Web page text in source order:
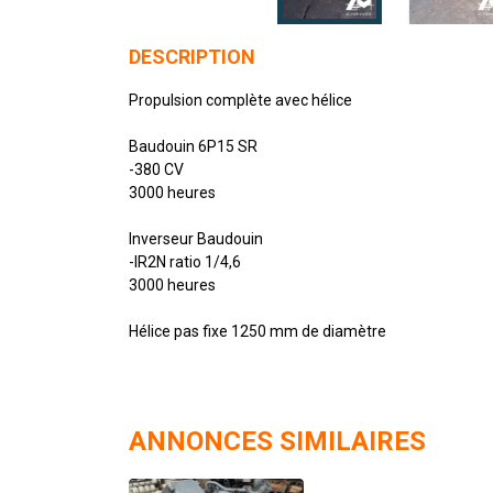
DESCRIPTION
Propulsion complète avec hélice
Baudouin 6P15 SR
-380 CV
3000 heures
Inverseur Baudouin
-IR2N ratio 1/4,6
3000 heures
Hélice pas fixe 1250 mm de diamètre
ANNONCES SIMILAIRES